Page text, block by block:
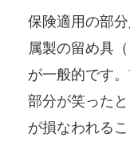
保険適用の部
属製の留め具
が一般的です
部分が笑った
が損なわれるこ